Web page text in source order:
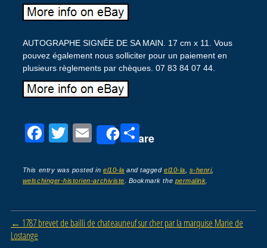
AUTOGRAPHE SIGNÉE DE SA MAIN. 17 cm x 11. Vous
pouvez également nous solliciter pour un paiement en
plusieurs règlements par chèques. 07 83 84 07 44.
F
c
e
b
o
T
tt
er
E
ail
Share
P
ta
g
er
This entry was posted inel10-la and taggedel10-la s-henri,
welschinger-historien-archiviste . Bookmark the permalink
Post navigation
← 1787 brevet de bailli de chateauneuf sur cher par la marquise Marie de
Lostange